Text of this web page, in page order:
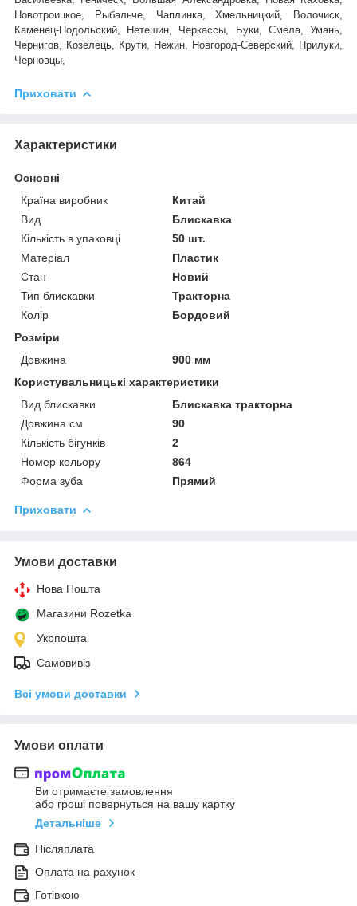
Новотроицкое, Рыбальче, Чаплинка, Хмельницкий, Волочиск,
Каменец-Подольский, Нетешин, Черкассы, Буки, Смела, Умань,
Чернигов, Козелець, Крути, Нежин, Новгород-Северский, Прилуки,
Черновцы,
Приховати
Характеристики
Основні
Країна виробник
Китай
Вид
Блискавка
Кількість в упаковці
50 шт.
Матеріал
Пластик
Стан
Новий
Тип блискавки
Тракторна
Колір
Бордовий
Розміри
Довжина
900 мм
Користувальницькі характеристики
Вид блискавки
Блискавка тракторна
Довжина см
90
Кількість бігунків
2
Номер кольору
864
Форма зуба
Прямий
Приховати
Умови доставки
Нова Пошта
Магазини Rozetka
Укрпошта
Самовивіз
Всі умови доставки
Умови оплати
Ви отримаєте замовлення
або гроші повернуться на вашу картку
Детальніше
Післяплата
Оплата на рахунок
Готівкою